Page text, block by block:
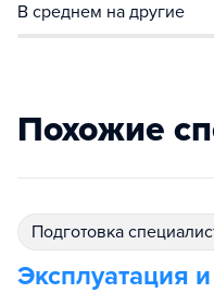
В среднем на другие
Похожие
подготовка
Эксплуатация